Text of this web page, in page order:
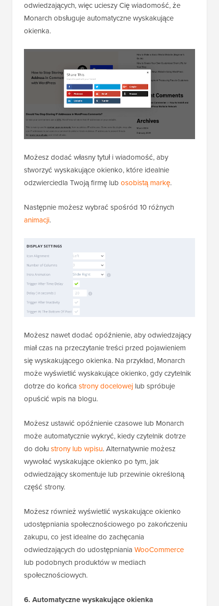
odwiedzających, więc ucieszy Cię wiadomość, że
Monarch obsługuje automatyczne wyskakujące
okienka.
Możesz dodać własny tytuł i wiadomość, aby
stworzyć wyskakujące okienko, które idealnie
odzwierciedla Twoją firmę lub osobistą markę.
Następnie możesz wybrać spośród 10 różnych
animacji.
Możesz nawet dodać opóźnienie, aby odwiedzający
miał czas na przeczytanie treści przed pojawieniem
się wyskakującego okienka. Na przykład, Monarch
może wyświetlić wyskakujące okienko, gdy czytelnik
dotrze do końca strony docelowej lub spróbuje
opuścić wpis na blogu.
Możesz ustawić opóźnienie czasowe lub Monarch
może automatycznie wykryć, kiedy czytelnik dotrze
do dołu strony lub wpisu. Alternatywnie możesz
wywołać wyskakujące okienko po tym, jak
odwiedzający skomentuje lub przewinie określoną
część strony.
Możesz również wyświetlić wyskakujące okienko
udostępniania społecznościowego po zakończeniu
zakupu, co jest idealne do zachęcania
odwiedzających do udostępniania WooCommerce
lub podobnych produktów w mediach
społecznościowych.
6. Automatyczne wyskakujące okienka